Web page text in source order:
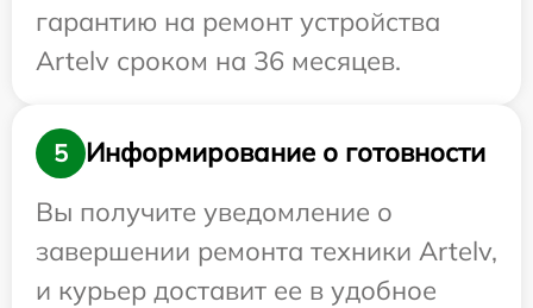
гарантию на ремонт устройства
Artelv сроком на 36 месяцев.
5
Информирование о готовности
Вы получите уведомление о
завершении ремонта техники Artelv,
и курьер доставит ее в удобное